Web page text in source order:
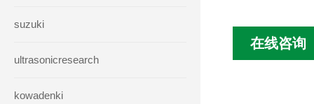
suzuki
ultrasonicresearch
kowadenki
在线咨询